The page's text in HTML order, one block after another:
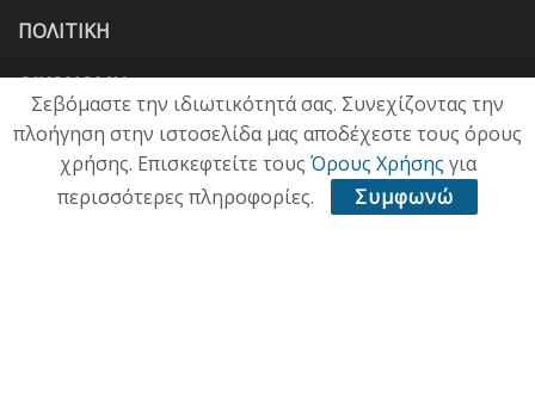
ΠΟΛΙΤΙΚΗ
ΟΙΚΟΝΟΜΙΑ
ΠΟΛΙΤΙΣΜΟΣ
ΥΓΕΙΑ
Σεβόμαστε την ιδιωτικότητά σας. Συνεχίζοντας την
πλοήγηση στην ιστοσελίδα μας αποδέχεστε τους όρους
χρήσης. Επισκεφτείτε τους Όρους Χρήσης για
περισσότερες πληροφορίες.
Συμφωνώ